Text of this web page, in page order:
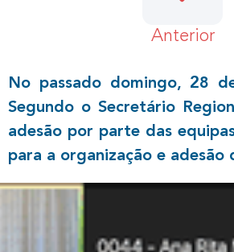
Anterior
No passado domingo, 28
Segundo o Secretário
adesão por parte das
para a organização e